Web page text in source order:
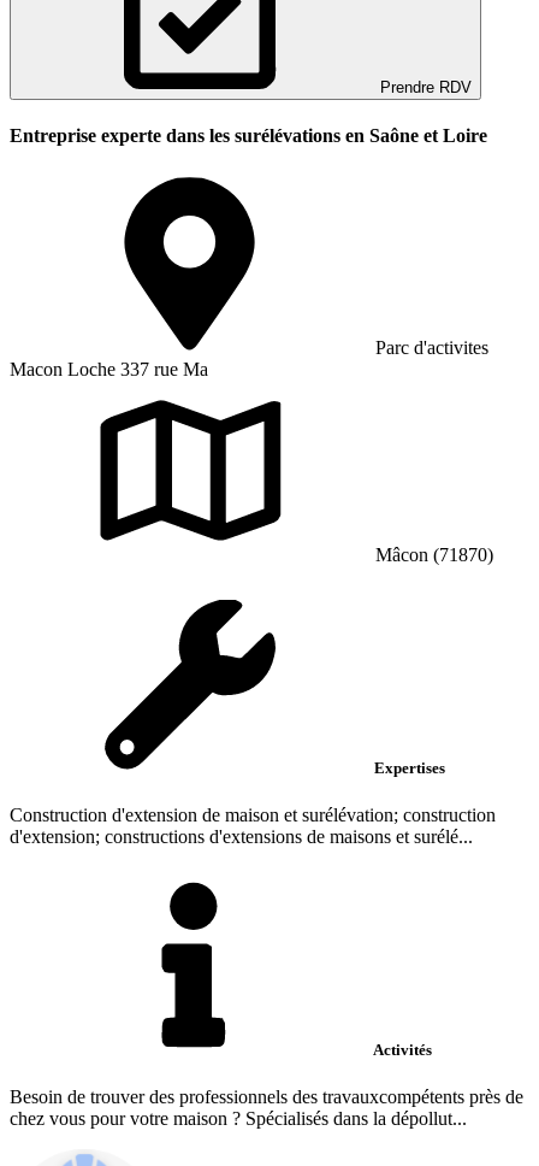
Prendre RDV
Entreprise experte dans les surélévations en Saône et Loire
Parc d'activites
Macon Loche 337 rue Ma
Mâcon (71870)
Expertises
Construction d'extension de maison et surélévation; construction
d'extension; constructions d'extensions de maisons et surélé...
Activités
Besoin de trouver des professionnels des travauxcompétents près de
chez vous pour votre maison ? Spécialisés dans la dépollut...